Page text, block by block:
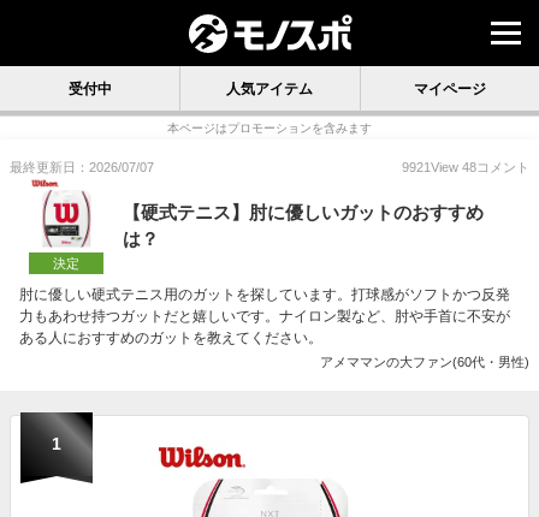
受付中 人気アイテム マイページ
本ページはプロモーションを含みます
最終更新日：2026/07/07 9921View 48コメント
決定
【硬式テニス】肘に優しいガットのおすすめ
は？
肘に優しい硬式テニス用のガットを探しています。打球感がソフトかつ反発
力もあわせ持つガットだと嬉しいです。ナイロン製など、肘や手首に不安が
ある人におすすめのガットを教えてください。
アメママンの大ファン(60代・男性)
1